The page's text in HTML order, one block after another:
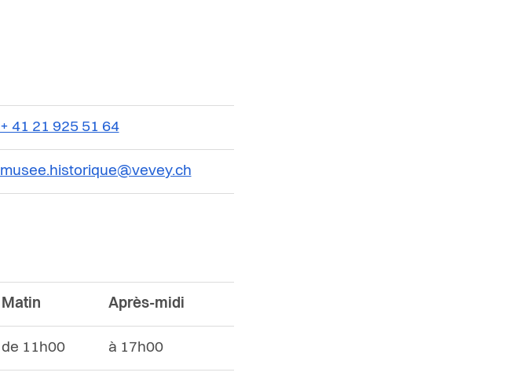
+ 41 21 925 51 64
musee.historique@vevey.ch
Matin Après-midi
de 11h00 à 17h00